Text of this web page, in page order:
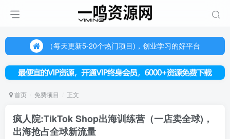
欢迎访问一鸣资源网，本站汇集数千网创课程和项目
欢迎访问一鸣资源网，本站汇集数千网创课程和项目
首页 免费项目 正文
疯人院:TikTok Shop出海训练营（一店卖全球)，
出海抢占全球新流量